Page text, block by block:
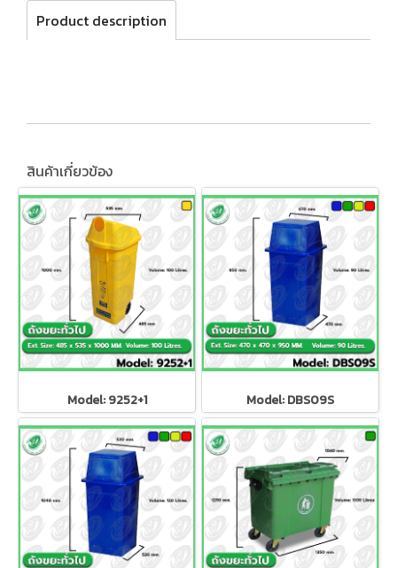
Product description
สินค้าเกี่ยวข้อง
Model: 9252+1 Model: DBS09S